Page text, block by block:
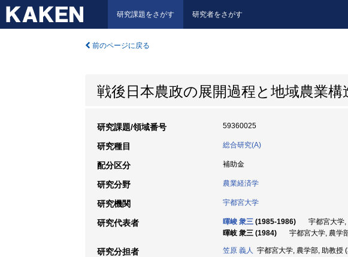
研究課題をさがす 研究者をさがす
前のページに戻る
戦後日本農政の展開過程と地域農業構
研究課題/領域番号 59360025
研究種目 総合研究(A)
配分区分 補助金
研究分野 農業経済学
研究機関 宇都宮大学
研究代表者 暉峻 衆三 (1985-1986)
宇都宮大学
暉岐 衆三 (1984)
宇都宮大学, 農学
研究分担者 笠原 義人 宇都宮大学, 農学部, 助教授